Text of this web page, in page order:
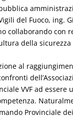
del Fuoco, ing.
collaborando con
della
al
VVF ad
Provinciale